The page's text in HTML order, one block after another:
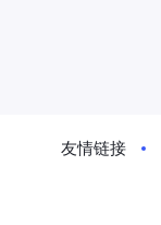
友情链接